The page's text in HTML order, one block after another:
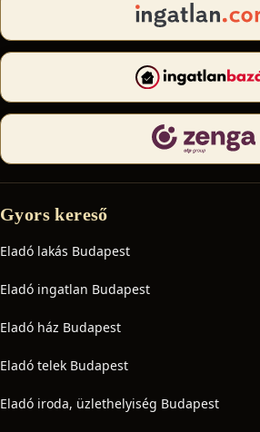
Gyors kereső
Eladó lakás Budapest
Eladó ingatlan Budapest
Eladó ház Budapest
Eladó telek Budapest
Eladó iroda, üzlethelyiség Budapest